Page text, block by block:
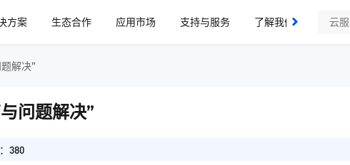
方案 生态合作 应用市场 支持与服务 了解我们
解决”
问题解决”
380